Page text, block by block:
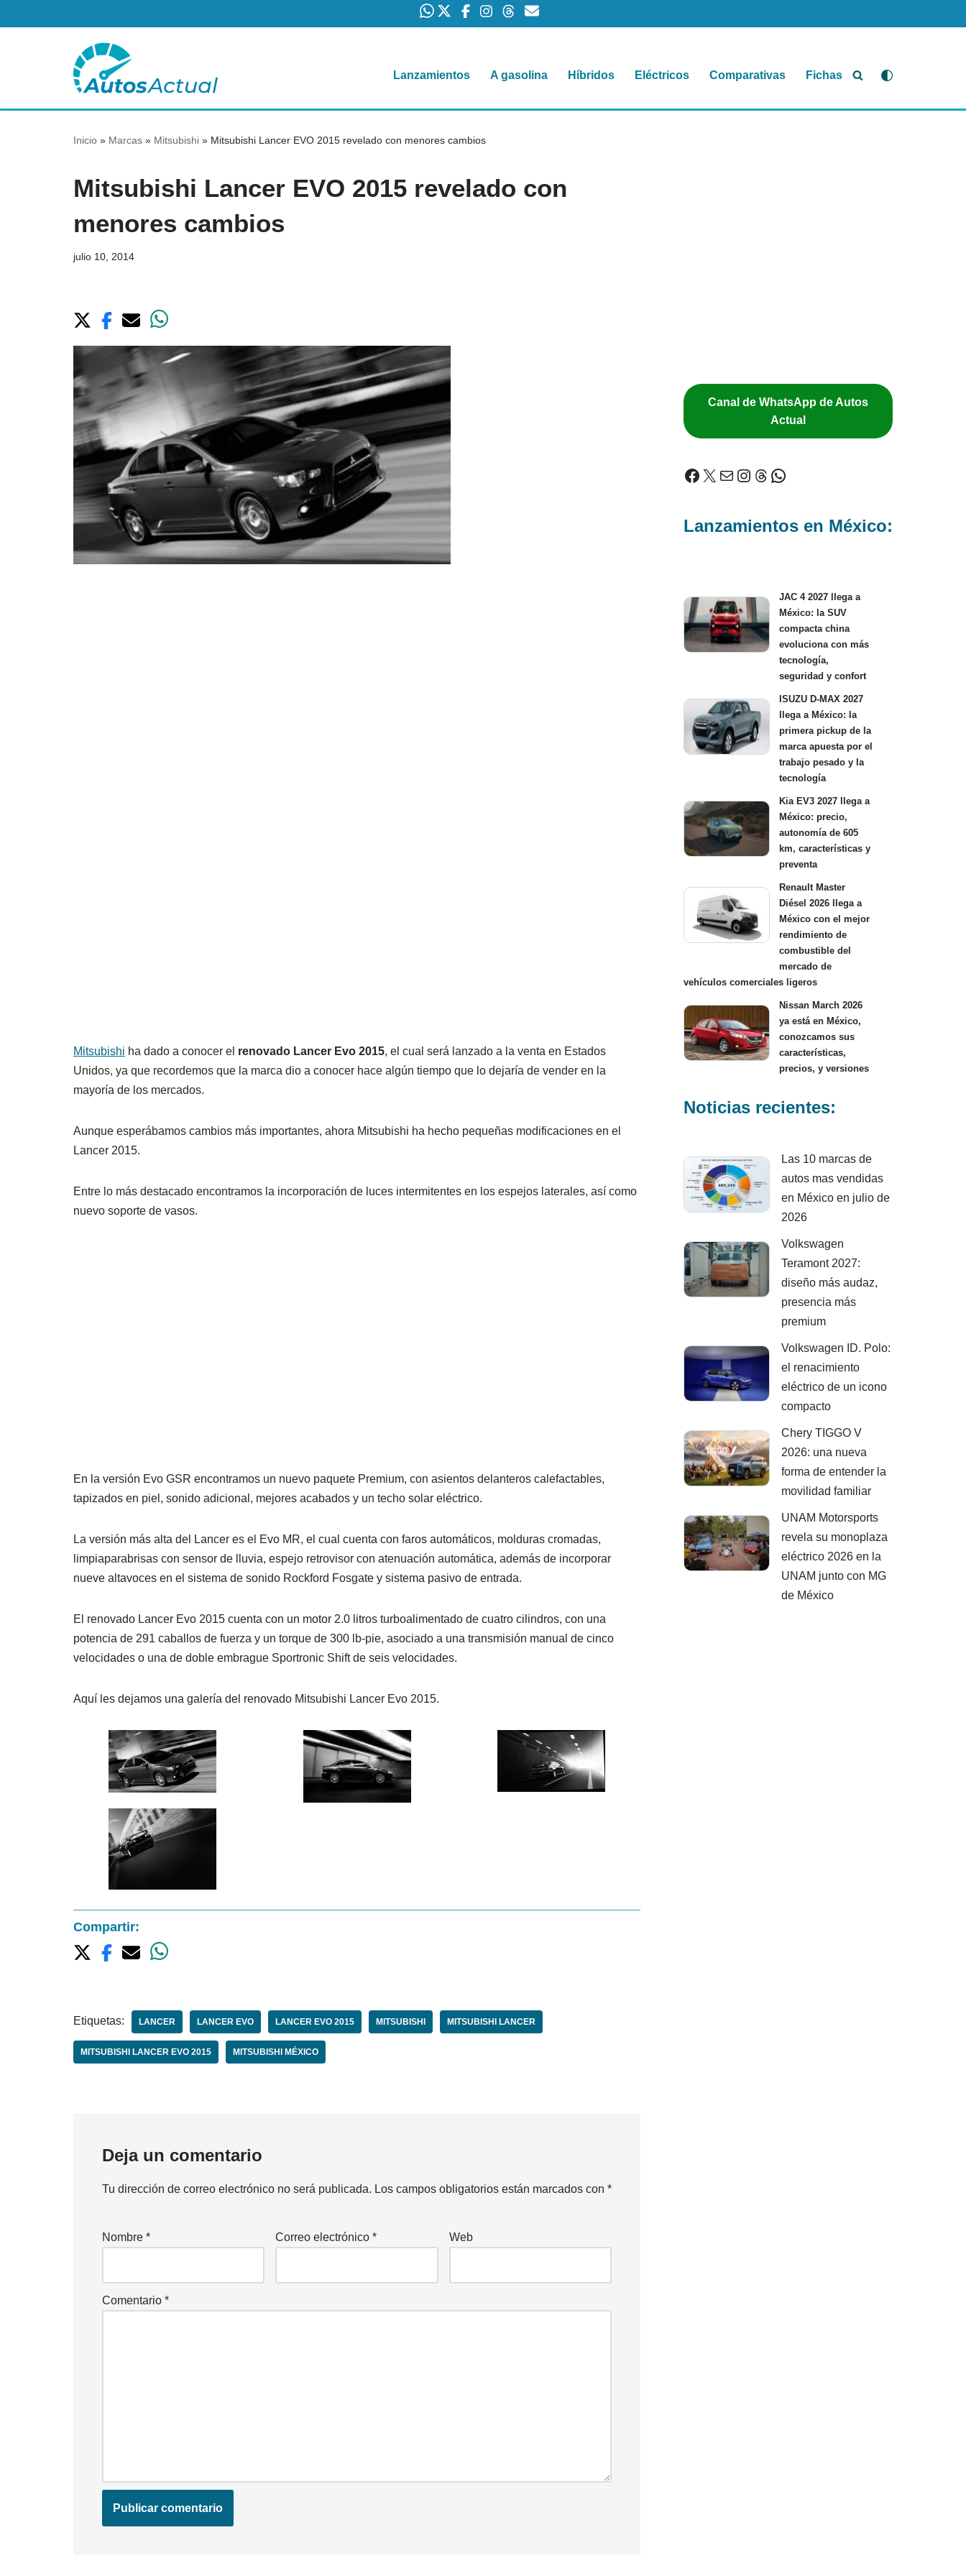
contenido
Lanzamientos A gasolina Híbridos Eléctricos Comparativas Fichas
Inicio » Marcas » Mitsubishi » Mitsubishi Lancer EVO 2015 revelado con menores cambios
Mitsubishi Lancer EVO 2015 revelado con
menores cambios
julio 10, 2014
Mitsubishi ha dado a conocer el renovado Lancer Evo 2015, el cual será lanzado a la venta en Estados
Unidos, ya que recordemos que la marca dio a conocer hace algún tiempo que lo dejaría de vender en la
mayoría de los mercados.
Aunque esperábamos cambios más importantes, ahora Mitsubishi ha hecho pequeñas modificaciones en el
Lancer 2015.
Entre lo más destacado encontramos la incorporación de luces intermitentes en los espejos laterales, así como
nuevo soporte de vasos.
En la versión Evo GSR encontramos un nuevo paquete Premium, con asientos delanteros calefactables,
tapizados en piel, sonido adicional, mejores acabados y un techo solar eléctrico.
La versión más alta del Lancer es el Evo MR, el cual cuenta con faros automáticos, molduras cromadas,
limpiaparabrisas con sensor de lluvia, espejo retrovisor con atenuación automática, además de incorporar
nueve altavoces en el sistema de sonido Rockford Fosgate y sistema pasivo de entrada.
El renovado Lancer Evo 2015 cuenta con un motor 2.0 litros turboalimentado de cuatro cilindros, con una
potencia de 291 caballos de fuerza y un torque de 300 lb-pie, asociado a una transmisión manual de cinco
velocidades o una de doble embrague Sportronic Shift de seis velocidades.
Aquí les dejamos una galería del renovado Mitsubishi Lancer Evo 2015.
Compartir:
Etiquetas: LANCER LANCER EVO LANCER EVO 2015 MITSUBISHI MITSUBISHI LANCER
MITSUBISHI LANCER EVO 2015 MITSUBISHI MÉXICO
Deja un comentario
Tu dirección de correo electrónico no será publicada. Los campos obligatorios están marcados con *
Nombre * Correo electrónico* Web
Comentario *
Canal de WhatsApp de Autos
Actual
Lanzamientos en México:
JAC 4 2027 llega a
México: la SUV
compacta china
evoluciona con más
tecnología,
seguridad y confort
ISUZU D-MAX 2027
llega a México: la
primera pickup de la
marca apuesta por el
trabajo pesado y la
tecnología
Kia EV3 2027 llega a
México: precio,
autonomía de 605
km, características y
preventa
Renault Master
Diésel 2026 llega a
México con el mejor
rendimiento de
combustible del
mercado de
vehículos comerciales ligeros
Nissan March 2026
ya está en México,
conozcamos sus
características,
precios, y versiones
Noticias recientes:
Las 10 marcas de
autos mas vendidas
en México en julio de
2026
Volkswagen
Teramont 2027:
diseño más audaz,
presencia más
premium
Volkswagen ID. Polo:
el renacimiento
eléctrico de un icono
compacto
Chery TIGGO V
2026: una nueva
forma de entender la
movilidad familiar
UNAM Motorsports
revela su monoplaza
eléctrico 2026 en la
UNAM junto con MG
de México